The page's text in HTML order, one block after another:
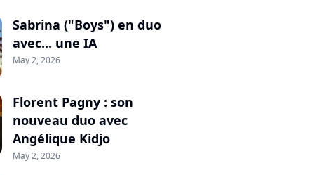
Sabrina ("Boys") en duo
avec... une IA
May 2, 2026
Florent Pagny : son
nouveau duo avec
Angélique Kidjo
May 2, 2026